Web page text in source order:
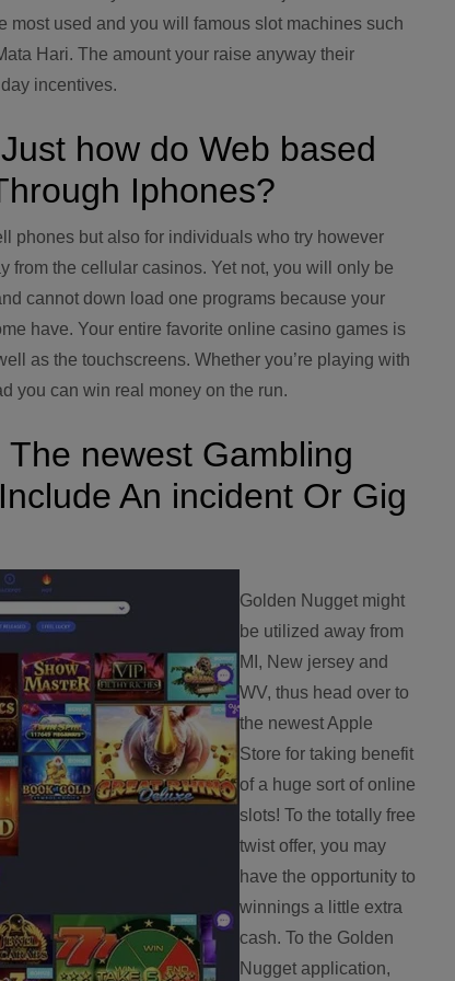
most used and you will famous slot machines such
Hari. The amount your raise anyway their
incentives.
how do Web based
Iphones?
phones but also for individuals who try however
from the cellular casinos. Yet not, you will only be
cannot down load one programs because your
have. Your entire favorite online casino games is
as the touchscreens. Whether you’re playing with
you can win real money on the run.
newest Gambling
An incident Or Gig
Golden Nugget might
be utilized away from
MI, New jersey and
WV, thus head over to
the newest Apple
Store for taking benefit
of a huge sort of online
slots! To the totally free
twist offer, you may
have the opportunity to
winnings a little extra
cash. To the Golden
Nugget application,